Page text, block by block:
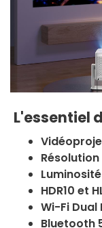
L'essentiel
Résolution
HDR10 et
Wi-Fi Dual
Bluetooth